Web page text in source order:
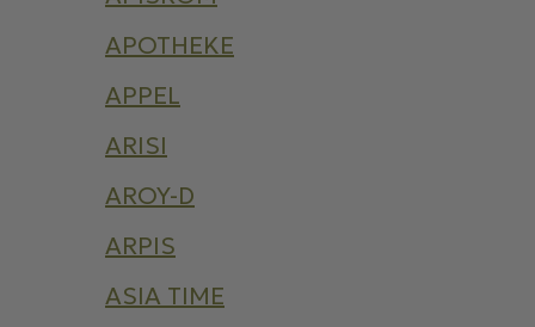
APOTHEKE
APPEL
ARISI
AROY-D
ARPIS
ASIA TIME